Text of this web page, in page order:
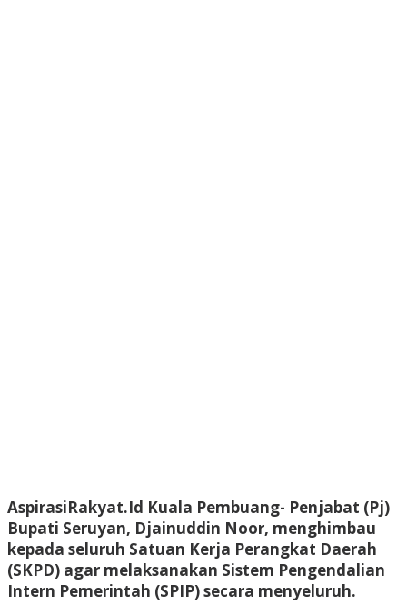
AspirasiRakyat.Id Kuala Pembuang- Penjabat (Pj)
Bupati Seruyan, Djainuddin Noor, menghimbau
kepada seluruh Satuan Kerja Perangkat Daerah
(SKPD) agar melaksanakan Sistem Pengendalian
Intern Pemerintah (SPIP) secara menyeluruh.